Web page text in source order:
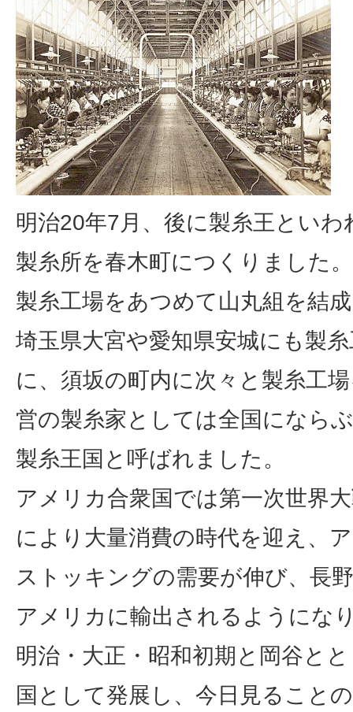
明治20年7月、後に製糸王とい
製糸所を春木町につくりました
製糸工場をあつめて山丸組を結
埼玉県大宮や愛知県安城にも製
に、須坂の町内に次々と製糸工
営の製糸家としては全国になら
製糸王国と呼ばれました。
アメリカ合衆国では第一次世界
により大量消費の時代を迎え、
ストッキングの需要が伸び、長
アメリカに輸出されるようにな
明治・大正・昭和初期と岡谷と
国として発展し、今日見ること